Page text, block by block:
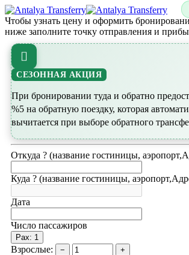
Чтобы узнать цену и оформить
ниже заполните точку отправления и
СЕЗОННАЯ АКЦИЯ
При бронировании туда и обратно
%5 на обратную поездку, которая
вычитается при выборе обратного
Откуда ? (название гостиницы,
Куда ? (название гостиницы,
Дата
Число пассажиров
Pax: 1
Взрослые: − +